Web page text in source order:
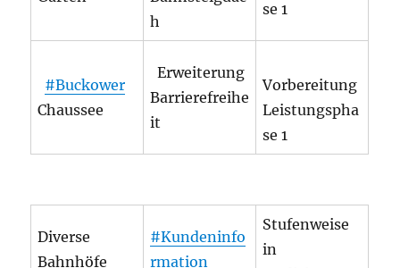
h
se 1
#Buckower
Chaussee
Erweiterung
Barrierefreihe
it
Vorbereitung
Leistungspha
se 1
Diverse
Bahnhöfe
#Kundeninfo
rmation
Stufenweise
in